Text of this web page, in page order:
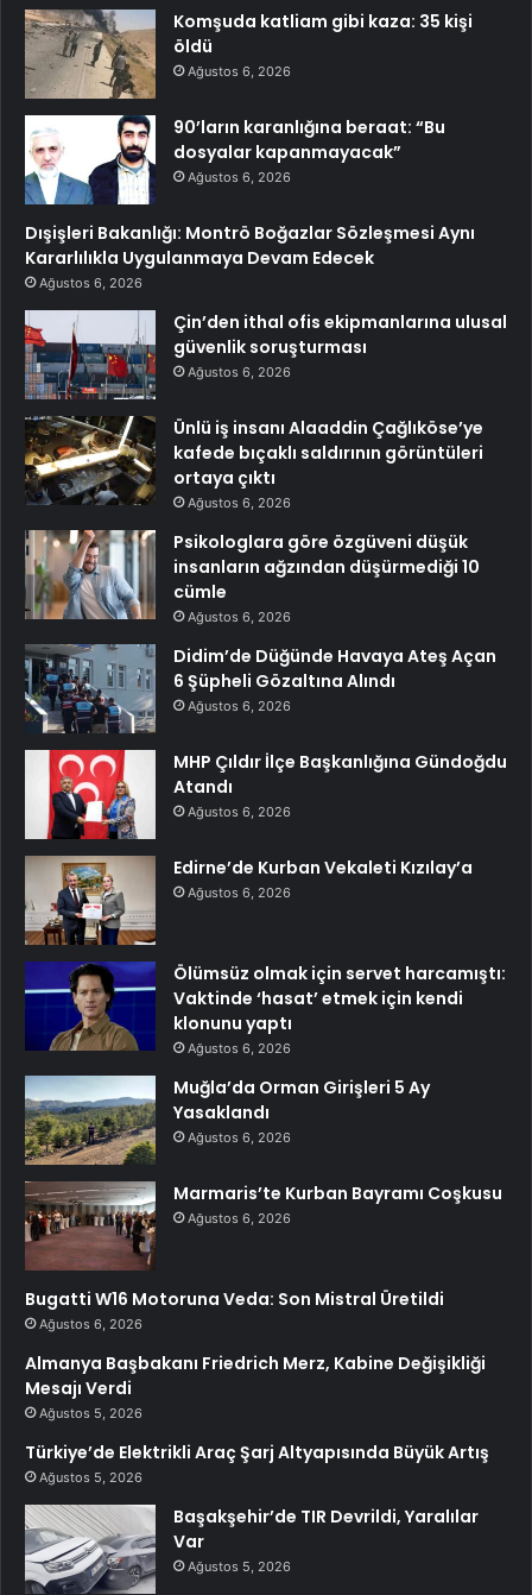
Komşuda katliam gibi kaza: 35 kişi
öldü
Ağustos 6, 2026
90’ların karanlığına beraat: “Bu
dosyalar kapanmayacak”
Ağustos 6, 2026
Dışişleri Bakanlığı: Montrö Boğazlar Sözleşmesi Aynı
Kararlılıkla Uygulanmaya Devam Edecek
Ağustos 6, 2026
Çin’den ithal ofis ekipmanlarına ulusal
güvenlik soruşturması
Ağustos 6, 2026
Ünlü iş insanı Alaaddin Çağlıköse’ye
kafede bıçaklı saldırının görüntüleri
ortaya çıktı
Ağustos 6, 2026
Psikologlara göre özgüveni düşük
insanların ağzından düşürmediği 10
cümle
Ağustos 6, 2026
Didim’de Düğünde Havaya Ateş Açan
6 Şüpheli Gözaltına Alındı
Ağustos 6, 2026
MHP Çıldır İlçe Başkanlığına Gündoğdu
Atandı
Ağustos 6, 2026
Edirne’de Kurban Vekaleti Kızılay’a
Ağustos 6, 2026
Ölümsüz olmak için servet harcamıştı:
Vaktinde ‘hasat’ etmek için kendi
klonunu yaptı
Ağustos 6, 2026
Muğla’da Orman Girişleri 5 Ay
Yasaklandı
Ağustos 6, 2026
Marmaris’te Kurban Bayramı Coşkusu
Ağustos 6, 2026
Bugatti W16 Motoruna Veda: Son Mistral Üretildi
Ağustos 6, 2026
Almanya Başbakanı Friedrich Merz, Kabine Değişikliği
Mesajı Verdi
Ağustos 5, 2026
Türkiye’de Elektrikli Araç Şarj Altyapısında Büyük Artış
Ağustos 5, 2026
Başakşehir’de TIR Devrildi, Yaralılar
Var
Ağustos 5, 2026